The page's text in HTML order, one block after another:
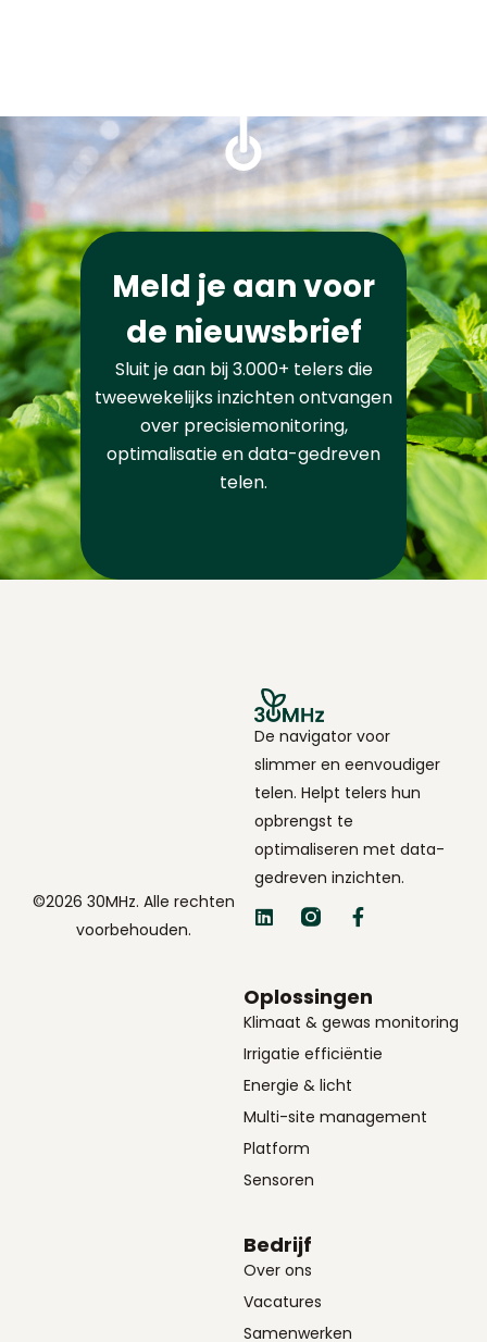
Meld je aan voor
de nieuwsbrief
Sluit je aan bij 3.000+ telers die
tweewekelijks inzichten ontvangen
over precisiemonitoring,
optimalisatie en data-gedreven
telen.
De navigator voor
slimmer en eenvoudiger
telen. Helpt telers hun
opbrengst te
optimaliseren met data-
gedreven inzichten.
Oplossingen
Klimaat & gewas monitoring
Irrigatie efficiëntie
Energie & licht
Multi-site management
Platform
Sensoren
Bedrijf
Over ons
Vacatures
Samenwerken
©2026 30MHz. Alle rechten
voorbehouden.